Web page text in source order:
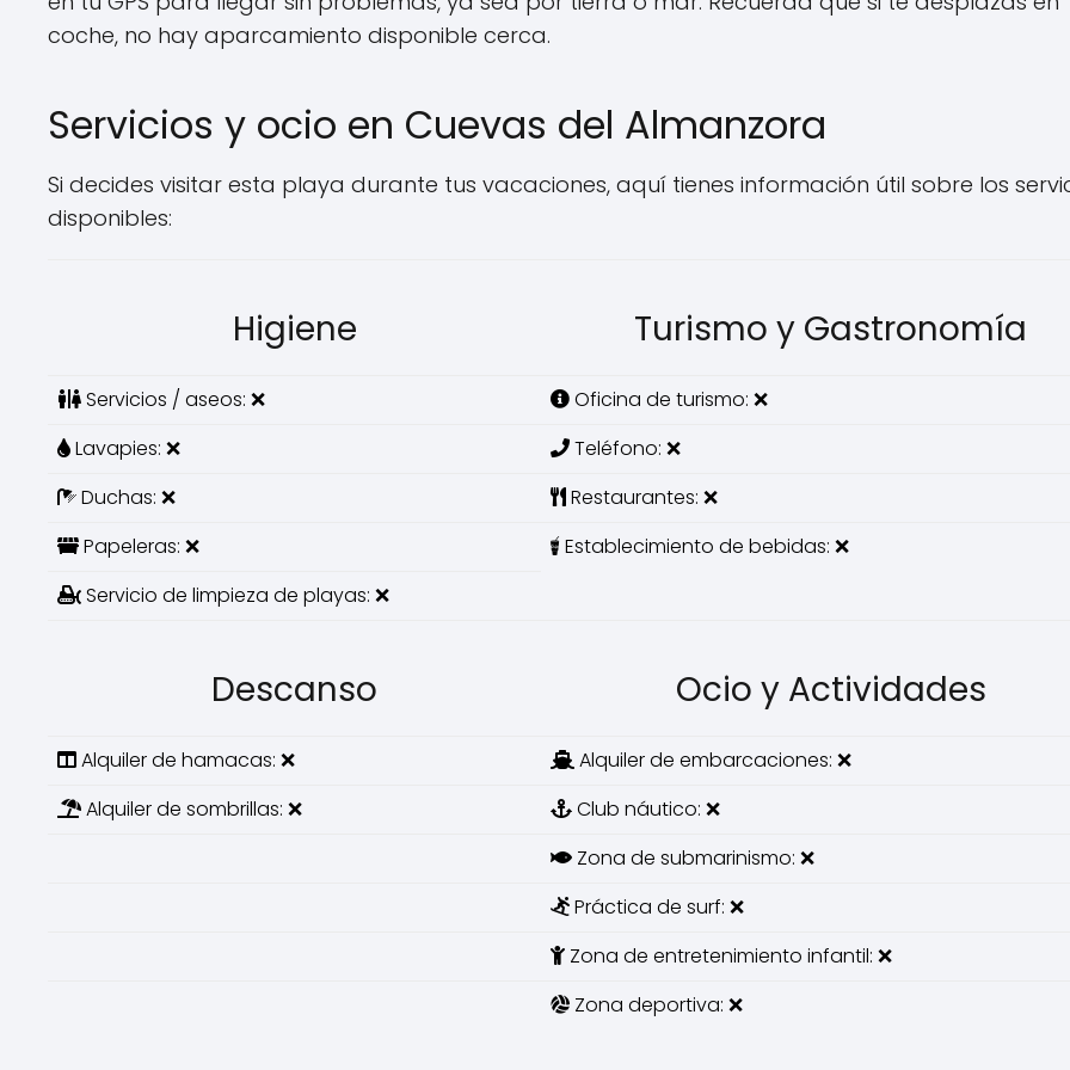
coche, no hay aparcamiento disponible cerca.
Servicios y ocio en Cuevas del Almanzora
Si decides visitar esta playa durante tus vacaciones, aquí tienes información útil sobre los
disponibles:
Higiene Turismo y Gastronomía
Servicios / aseos: ❌
Oficina de turismo: ❌
Lavapies: ❌
Teléfono: ❌
Duchas: ❌
Restaurantes: ❌
Papeleras: ❌
Establecimiento de bebidas: ❌
Servicio de limpieza de playas: ❌
Descanso Ocio y Actividades
Alquiler de hamacas: ❌
Alquiler de embarcaciones: ❌
Alquiler de sombrillas: ❌
Club náutico: ❌
Zona de submarinismo: ❌
Práctica de surf: ❌
Zona de entretenimiento infantil: ❌
Zona deportiva: ❌